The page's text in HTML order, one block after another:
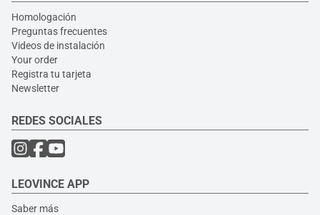
Homologación
Preguntas frecuentes
Videos de instalación
Your order
Registra tu tarjeta
Newsletter
REDES SOCIALES
LEOVINCE APP
Saber más